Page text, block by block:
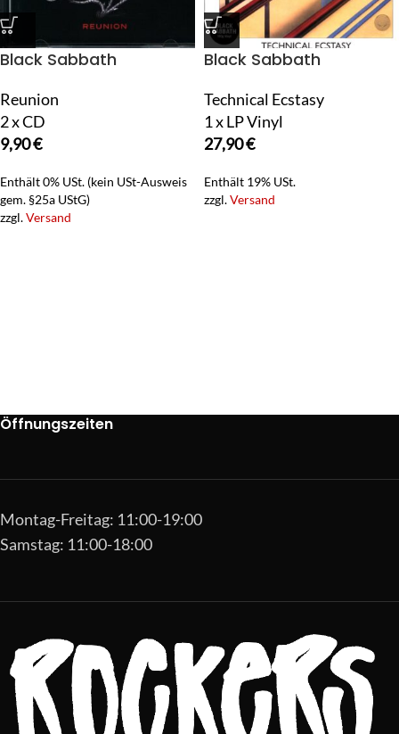
Black Sabbath
Reunion
2 x CD
9,90€
Enthält 0% USt. (kein USt-Ausweis
gem. §25a UStG)
zzgl.Versand
Black Sabbath
Technical Ecstasy
1 x LP Vinyl
27,90€
Enthält 19% USt.
zzgl.Versand
Öffnungszeiten
Montag-Freitag: 11:00-19:00
Samstag: 11:00-18:00